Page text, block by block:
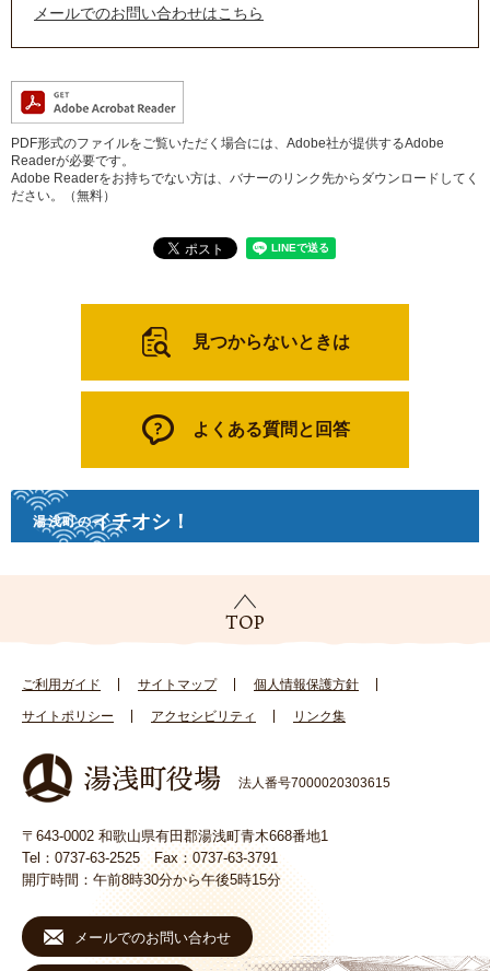
メールでのお問い合わせはこちら
PDF形式のファイルをご覧いただく場合には、Adobe社が提供するAdobe
Readerが必要です。
Adobe Readerをお持ちでない方は、バナーのリンク先からダウンロードしてく
ださい。（無料）
見つからないときは
よくある質問と回答
湯浅町のイチオシ！
ご利用ガイド サイトマップ 個人情報保護方針
サイトポリシー アクセシビリティ リンク集
法人番号7000020303615
〒643-0002 和歌山県有田郡湯浅町青木668番地1
Tel：0737-63-2525 Fax：0737-63-3791
開庁時間：午前8時30分から午後5時15分
メールでのお問い合わせ